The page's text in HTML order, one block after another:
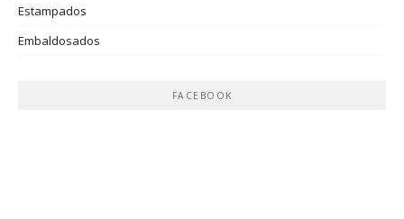
Estampados
Embaldosados
FACEBOOK